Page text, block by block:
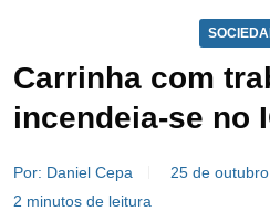
Carrinha com
incendeia-se no
Por: Daniel Cepa
25 de
2 minutos de leitura